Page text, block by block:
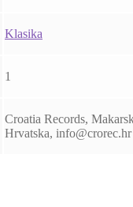
Klasika
1
Croatia Records,
Hrvatska, info@crorec.hr